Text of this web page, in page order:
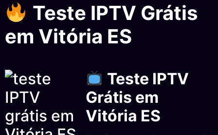
Teste IPTV Grátis
em Vitória ES
Teste IPTV
Grátis em
Vitória ES